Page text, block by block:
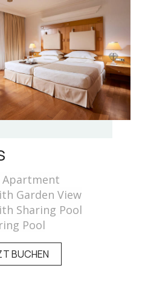
Apartment
Garden View
Sharing Pool
Pool
BUCHEN